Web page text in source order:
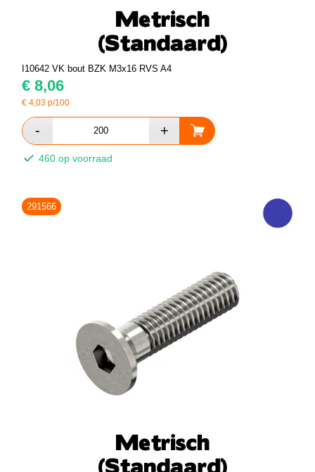
I10642 VK bout BZK M3x16 RVS A4
€ 8,06
€4,03 p/100
460 op voorraad
291566